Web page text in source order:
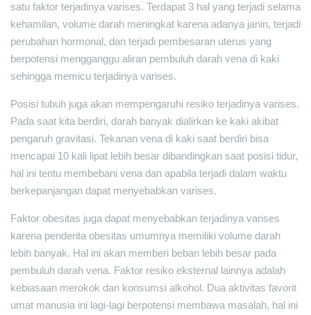
satu faktor terjadinya varises. Terdapat 3 hal yang terjadi selama
kehamilan, volume darah meningkat karena adanya janin, terjadi
perubahan hormonal, dan terjadi pembesaran uterus yang
berpotensi mengganggu aliran pembuluh darah vena di kaki
sehingga memicu terjadinya varises.
Posisi tubuh juga akan mempengaruhi resiko terjadinya varises.
Pada saat kita berdiri, darah banyak dialirkan ke kaki akibat
pengaruh gravitasi. Tekanan vena di kaki saat berdiri bisa
mencapai 10 kali lipat lebih besar dibandingkan saat posisi tidur,
hal ini tentu membebani vena dan apabila terjadi dalam waktu
berkepanjangan dapat menyebabkan varises.
Faktor obesitas juga dapat menyebabkan terjadinya varises
karena penderita obesitas umumnya memiliki volume darah
lebih banyak. Hal ini akan memberi beban lebih besar pada
pembuluh darah vena. Faktor resiko eksternal lainnya adalah
kebiasaan merokok dan konsumsi alkohol. Dua aktivitas favorit
umat manusia ini lagi-lagi berpotensi membawa masalah, hal ini